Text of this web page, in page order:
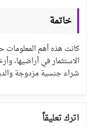
خاتمة
الاستثمار في أراضيها،
شراء جنسية مزدوجة
اترك تعليقاً